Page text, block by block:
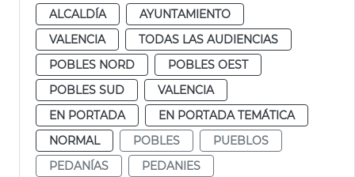
ALCALDÍA
AYUNTAMIENTO
VALENCIA
TODAS LAS AUDIENCIAS
POBLES NORD
POBLES OEST
POBLES SUD
VALENCIA
EN PORTADA
EN PORTADA TEMÁTICA
NORMAL
POBLES
PUEBLOS
PEDANÍAS
PEDANIES